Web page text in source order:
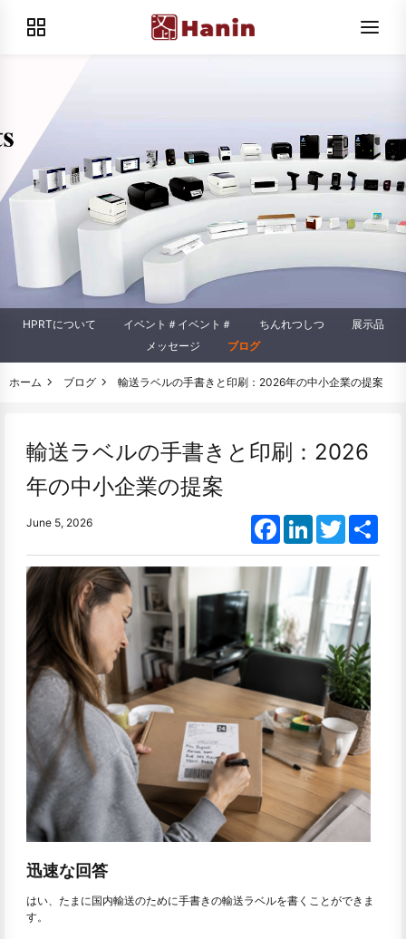
HPRTについて イベント＃イベント＃ ちんれつしつ
展示品
メッセージ
ブログ
ホーム ブログ 輸送ラベルの手書きと印刷：2026年の中小企業の提案
輸送ラベルの手書きと印刷：2026
年の中小企業の提案
June 5, 2026 FacebookLinkedInTwitter
迅速な回答
はい、たまに国内輸送のために手書きの輸送ラベルを書くことができま
す。